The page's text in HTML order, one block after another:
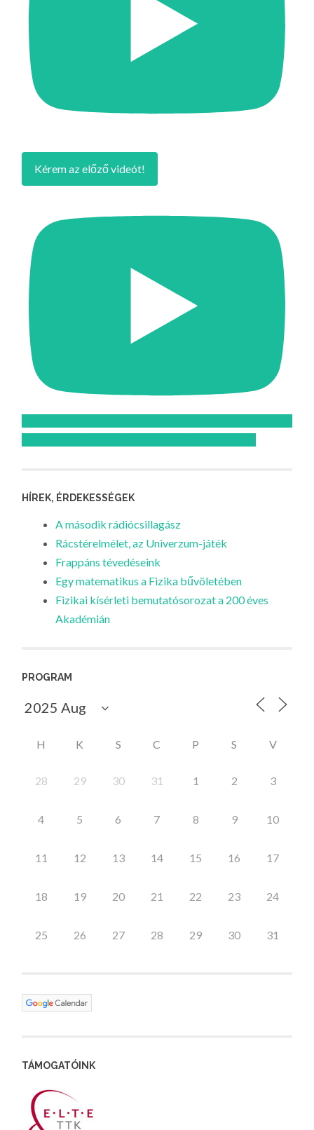
Kérem az előző videót!
HÍREK, ÉRDEKESSÉGEK
A második rádiócsillagász
Rácstérelmélet, az Univerzum-játék
Frappáns tévedéseink
Egy matematikus a Fizika bűvöletében
Fizikai kísérleti bemutatósorozat a 200 éves
Akadémián
PROGRAM
H K S C P S V
28 29 30 31 1 2 3
4 5 6 7 8 9 10
11 12 13 14 15 16 17
18 19 20 21 22 23 24
25 26 27 28 29 30 31
TÁMOGATÓINK